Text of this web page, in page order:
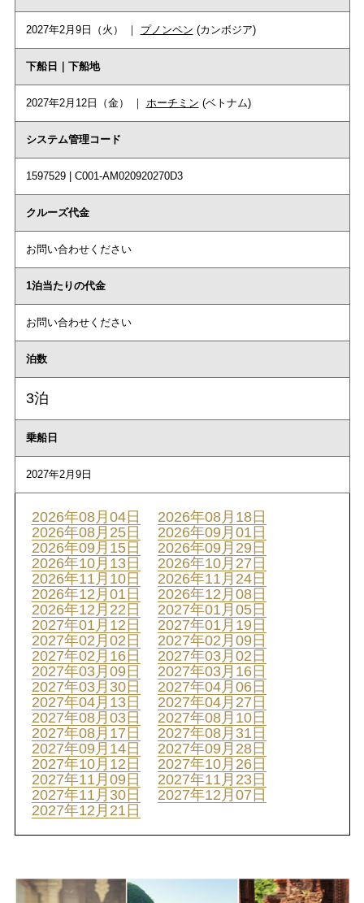
2027年2月9日（火） ｜ プノンペン (カンボジア)
下船日｜下船地
2027年2月12日（金） ｜ ホーチミン (ベトナム)
システム管理コード
1597529 | C001-AM020920270D3
クルーズ代金
お問い合わせください
1泊当たりの代金
お問い合わせください
泊数
3泊
乗船日
2027年2月9日
2026年08月04日
2026年08月18日
2026年08月25日
2026年09月01日
2026年09月15日
2026年09月29日
2026年10月13日
2026年10月27日
2026年11月10日
2026年11月24日
2026年12月01日
2026年12月08日
2026年12月22日
2027年01月05日
2027年01月12日
2027年01月19日
2027年02月02日
2027年02月09日
2027年02月16日
2027年03月02日
2027年03月09日
2027年03月16日
2027年03月30日
2027年04月06日
2027年04月13日
2027年04月27日
2027年08月03日
2027年08月10日
2027年08月17日
2027年08月31日
2027年09月14日
2027年09月28日
2027年10月12日
2027年10月26日
2027年11月09日
2027年11月23日
2027年11月30日
2027年12月07日
2027年12月21日